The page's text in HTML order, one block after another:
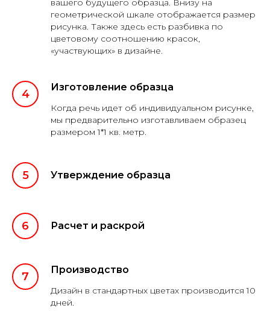
вашего будущего образца. Внизу на
геометрической шкале отображается размер
рисунка. Также здесь есть разбивка по
цветовому соотношению красок,
«участвующих» в дизайне.
Изготовление образца
Когда речь идет об индивидуальном рисунке,
мы предварительно изготавливаем образец
размером 1*1 кв. метр.
Утверждение образца
Расчет и раскрой
Производство
Дизайн в стандартных цветах производится 10
дней.